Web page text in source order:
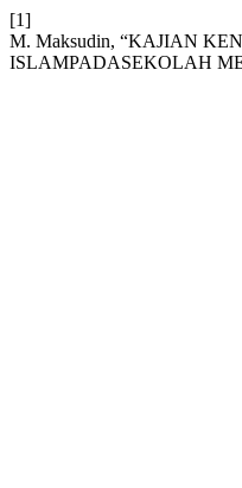
[1]
M. Maksudin, “KAJIAN
ISLAMPADASEKOLAH